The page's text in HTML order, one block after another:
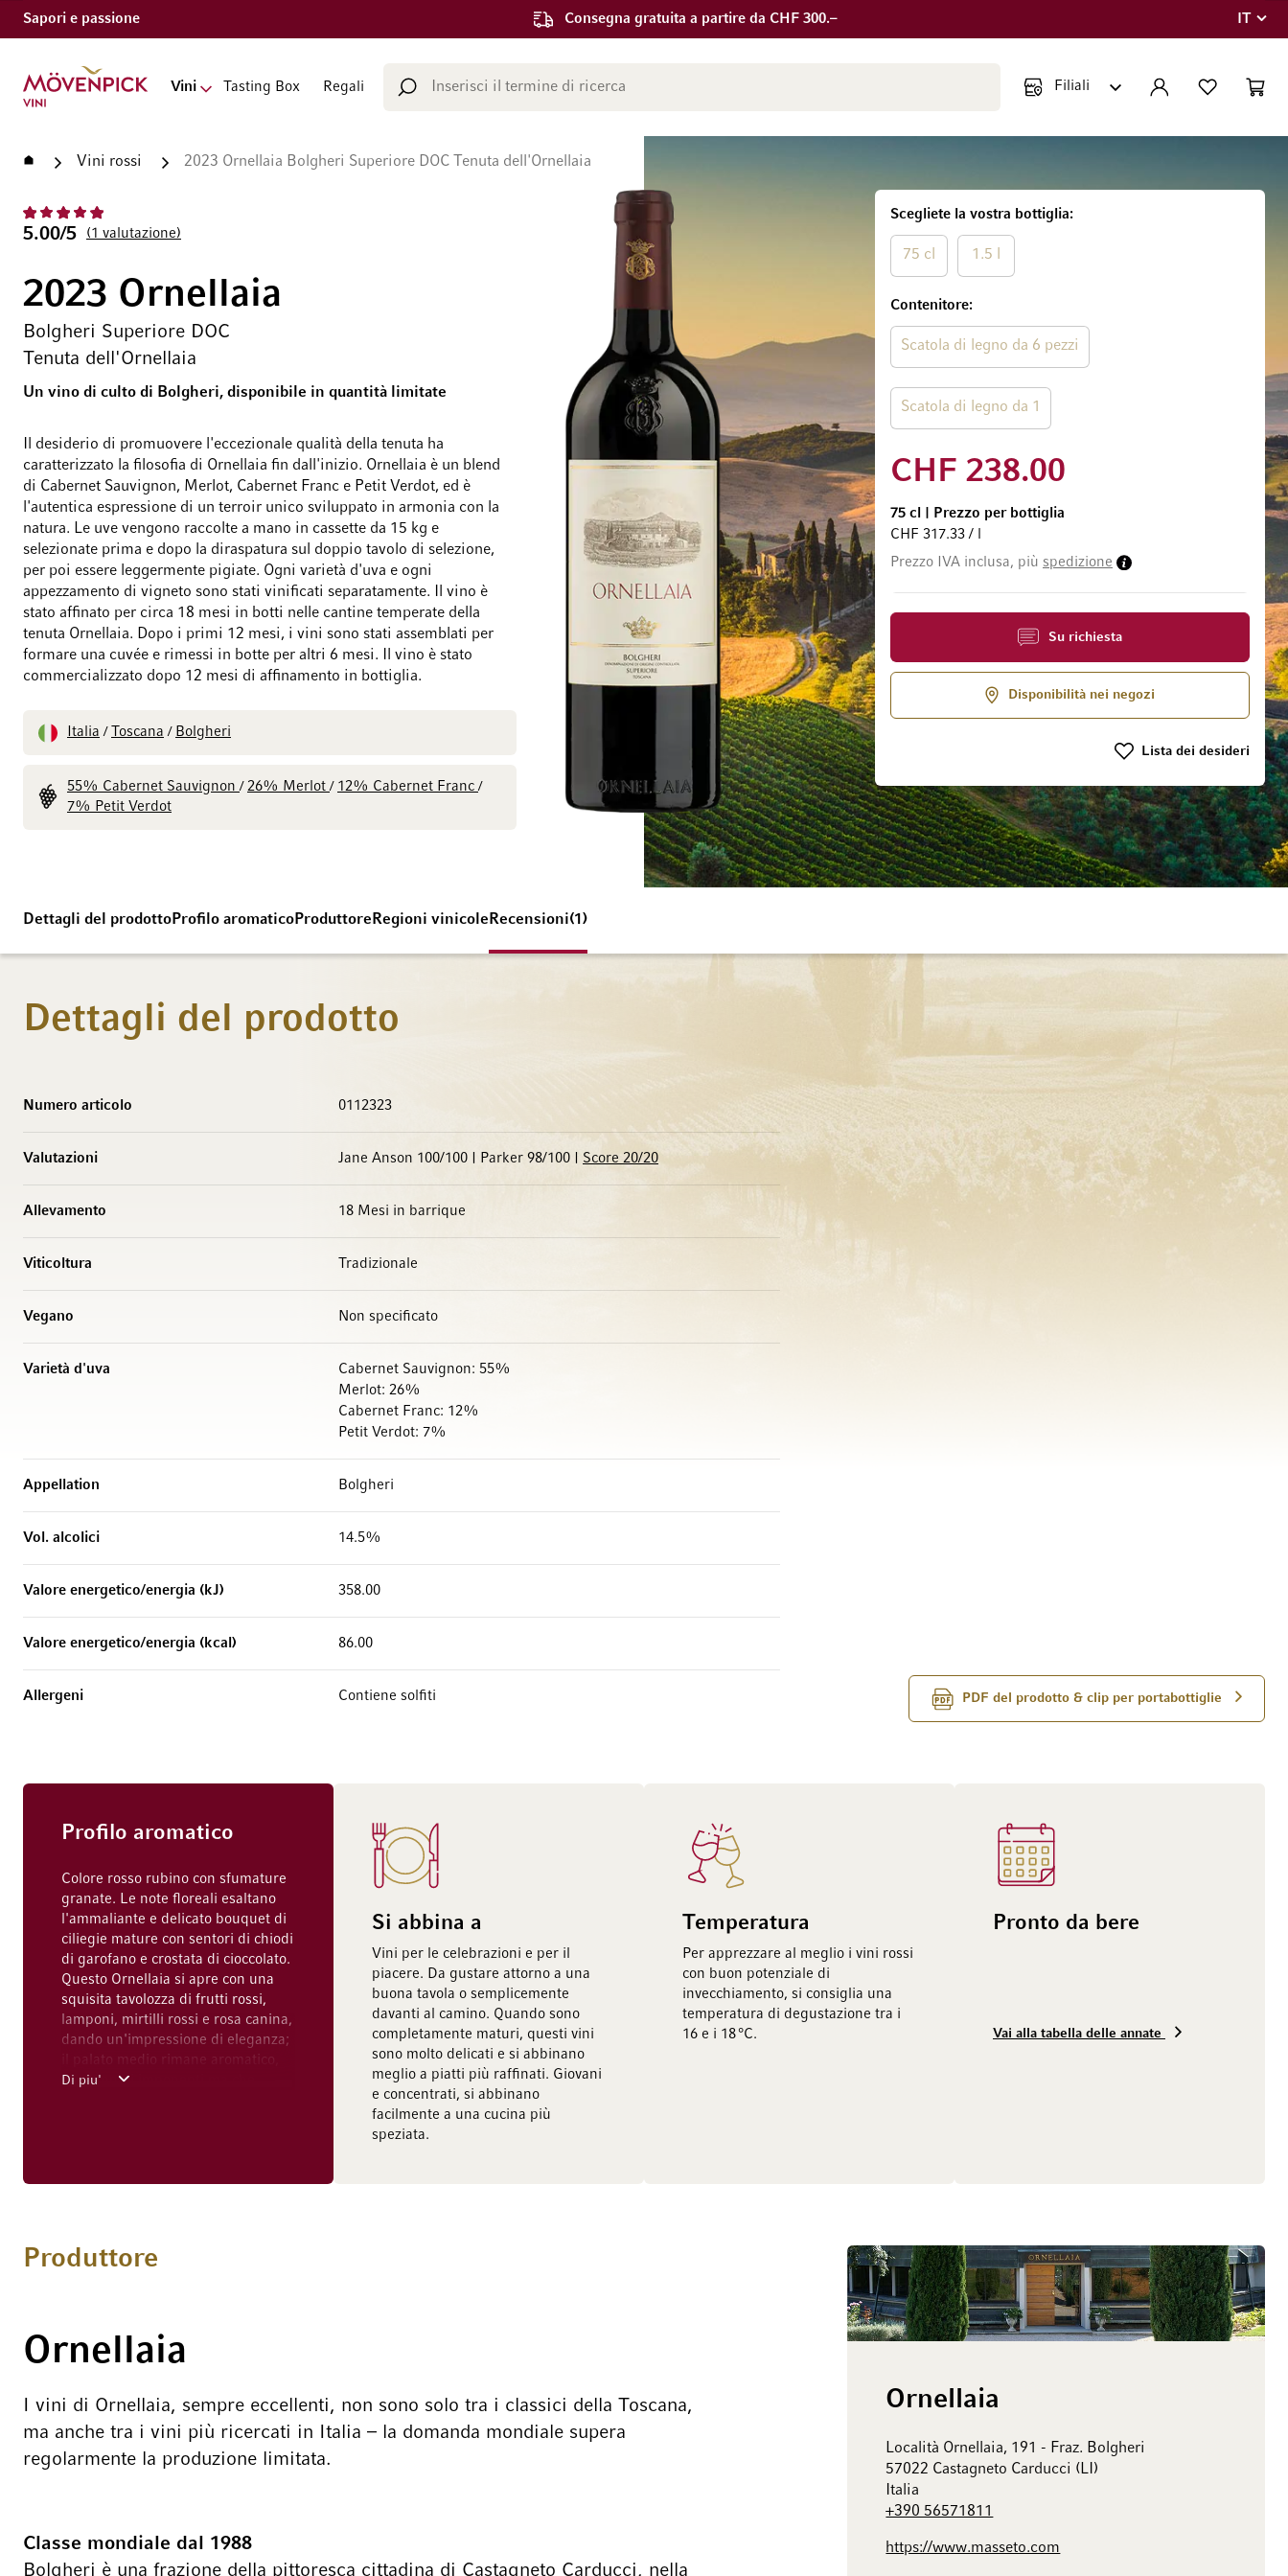
Sapori e passione Consegna gratuita a partire da CHF 300.–
Lingua
IT
Vai alla Home Page
Vini Tasting Box Regali
Cerca ACCOUNT LISTA DEI CART
Home Vini rossi 2023 Ornellaia Bolgheri Superiore DOC Tenuta dell'Ornellaia
5.00/5 1 valutazione
2023 Ornellaia
Bolgheri Superiore DOC
Tenuta dell'Ornellaia
Un vino di culto di Bolgheri, disponibile in quantità limitate
Il desiderio di promuovere l'eccezionale qualità della tenuta ha
caratterizzato la filosofia di Ornellaia fin dall'inizio. Ornellaia è un blend
di Cabernet Sauvignon, Merlot, Cabernet Franc e Petit Verdot, ed è
l'autentica espressione di un terroir unico sviluppato in armonia con la
natura. Le uve vengono raccolte a mano in cassette da 15 kg e
selezionate prima e dopo la diraspatura sul doppio tavolo di selezione,
per poi essere leggermente pigiate. Ogni varietà d'uva e ogni
appezzamento di vigneto sono stati vinificati separatamente. Il vino è
stato affinato per circa 18 mesi in botti nelle cantine temperate della
tenuta Ornellaia. Dopo i primi 12 mesi, i vini sono stati assemblati per
formare una cuvée e rimessi in botte per altri 6 mesi. Il vino è stato
commercializzato dopo 12 mesi di affinamento in bottiglia.
Italia / Toscana / Bolgheri
55% Cabernet Sauvignon/ 26% Merlot/ 12% Cabernet Franc/
7% Petit Verdot
Scegliete la vostra bottiglia
75 cl 1.5 l
Contenitore
Scatola di legno da 6 pezzi
Scatola di legno da 1
CHF 238.00
75 cl
Prezzo per bottiglia
CHF 317.33 / l
Prezzo IVA inclusa, più spedizione
Su richiesta
Disponibilità nei negozi
Lista dei desideri
Vai alla fine della galleria di immaginiVai all'inizio della galleria di immagini
Dettagli del prodottoProfilo aromaticoProduttore Regioni vinicole Recensioni 1
Dettagli del prodotto
PDF del prodotto & clip per portabottiglie
Numero articolo 0112323
Valutazioni Jane Anson 100/100 | Parker 98/100 | Score 20/20
Allevamento 18 Mesi in barrique
Viticoltura Tradizionale
Vegano Non specificato
Varietà d'uva
Cabernet Sauvignon: 55%
Merlot: 26%
Cabernet Franc: 12%
Petit Verdot: 7%
Appellation Bolgheri
Vol. alcolici 14.5%
Valore energetico/energia (kJ) 358.00
Valore energetico/energia (kcal) 86.00
Allergeni Contiene solfiti
Profilo aromatico
Colore rosso rubino con sfumature
granate. Le note floreali esaltano
l'ammaliante e delicato bouquet di
ciliegie mature con sentori di chiodi
di garofano e crostata di cioccolato.
Questo Ornellaia si apre con una
squisita tavolozza di frutti rossi,
lamponi, mirtilli rossi e rosa canina,
dando un'impressione di eleganza;
il palato medio rimane aromatico,
con tannini imponenti ma che
Di piu'
Si abbina a
Vini per le celebrazioni e per il
piacere. Da gustare attorno a una
buona tavola o semplicemente
davanti al camino. Quando sono
completamente maturi, questi vini
sono molto delicati e si abbinano
meglio a piatti più raffinati. Giovani
e concentrati, si abbinano
facilmente a una cucina più
speziata.
Temperatura
Per apprezzare al meglio i vini rossi
con buon potenziale di
invecchiamento, si consiglia una
temperatura di degustazione tra i
16 e i 18 °C.
Pronto da bere
Vai alla tabella delle annate
Ornellaia
Località Ornellaia, 191 - Fraz. Bolgheri
57022 Castagneto Carducci (LI)
Italia
+390 56571811
https://www.masseto.com
Produttore
Ornellaia
I vini di Ornellaia, sempre eccellenti, non sono solo tra i classici della Toscana,
ma anche tra i vini più ricercati in Italia – la domanda mondiale supera
regolarmente la produzione limitata.
Classe mondiale dal 1988
Bolgheri è una frazione della pittoresca cittadina di Castagneto Carducci, nella